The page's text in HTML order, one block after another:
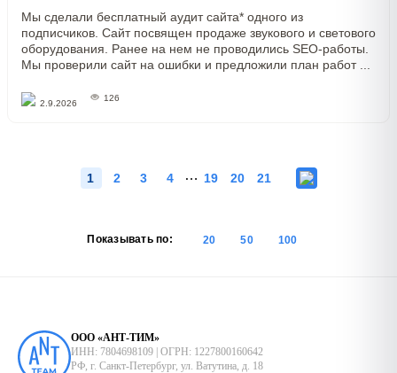
Мы сделали бесплатный аудит сайта* одного из
подписчиков. Сайт посвящен продаже звукового и светового
оборудования. Ранее на нем не проводились SEO-работы.
Мы проверили сайт на ошибки и предложили план работ ...
2.9.2026
126
1 2 3 4 … 19 20 21
Показывать по: 20 50 100
ООО «АНТ-ТИМ»
ИНН: 7804698109 | ОГРН: 1227800160642
РФ, г. Санкт-Петербург, ул. Ватутина, д. 18